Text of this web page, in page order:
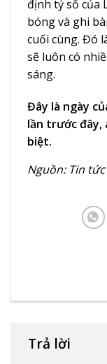
định tỷ số của
bóng và ghi
cuối cùng. Đó
sẽ luôn có
sáng.
Đây là ngày
lần trước đây,
biệt.
Nguồn: Tin
Trả lời